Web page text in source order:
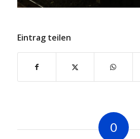
Eintrag teilen
0